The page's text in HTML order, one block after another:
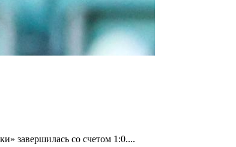
завершилась со счетом 1:0....